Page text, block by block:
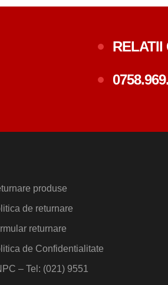
RELATII
produse
de returnare
returnare
de Confidentialitate
– Tel: (021) 9551